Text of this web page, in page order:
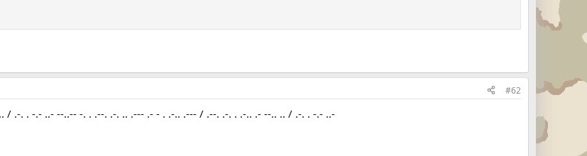
#62
/ .-. . -.- ..- --..-- -. . .--. .-. .. .--- .- - . .-.. .--- / .--. .-. . .-.. .- --.. .. / .-. . -.- ..-